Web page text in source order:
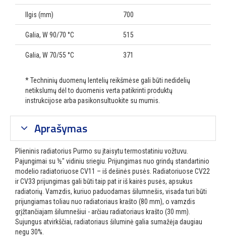
Ilgis (mm) 700
Galia, W 90/70 °C 515
Galia, W 70/55 °C 371
* Techninių duomenų lentelių reikšmėse gali būti nedidelių
netikslumų dėl to duomenis verta patikrinti produktų
instrukcijose arba pasikonsultuokite su mumis.
Aprašymas
Plieninis radiatorius Purmo su įtaisytu termostatiniu vožtuvu.
Pajungimai su ½″ vidiniu sriegiu. Prijungimas nuo grindų standartinio
modelio radiatoriuose CV11 – iš dešinės pusės. Radiatoriuose CV22
ir CV33 prijungimas gali būti taip pat ir iš kairės pusės, apsukus
radiatorių. Vamzdis, kuriuo paduodamas šilumnešis, visada turi būti
prijungiamas toliau nuo radiatoriaus krašto (80 mm), o vamzdis
grįžtančiajam šilumnešiui - arčiau radiatoriaus krašto (30 mm).
Sujungus atvirkščiai, radiatoriaus šiluminė galia sumažėja daugiau
negu 30%.